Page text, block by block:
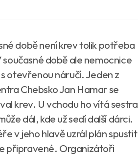
době není krev tolik potřeba
době ale nemocnice
otevřenou náručí. Jeden z
Chebsko Jan Hamar se
krev. U vchodu ho vítá sestra
dál, kde už sedí další dárci.
v jeho hlavě uzrál plán spustit
připravené. Organizátoři